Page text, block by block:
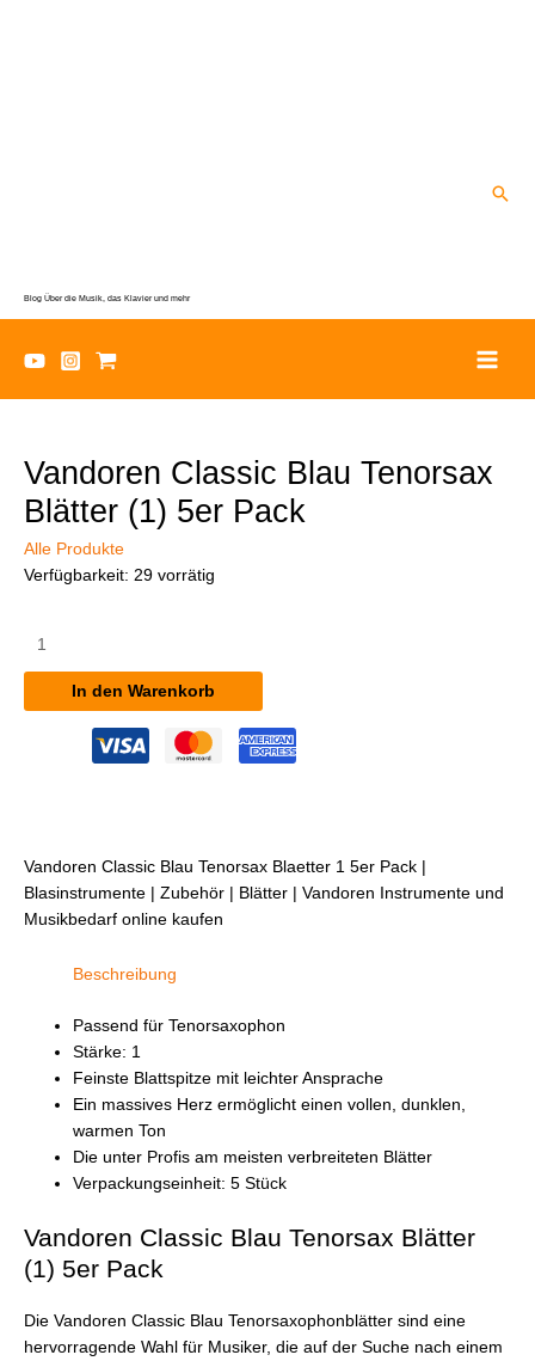
Blog Über die Musik, das Klavier und mehr
Vandoren Classic Blau Tenorsax
Blätter (1) 5er Pack
Alle Produkte
Verfügbarkeit: 29 vorrätig
Classic
Tenorsax
In den Warenkorb
Vandoren Classic Blau Tenorsax Blaetter 1 5er Pack |
Blasinstrumente | Zubehör | Blätter | Vandoren Instrumente und
Musikbedarf online kaufen
Beschreibung
Passend für Tenorsaxophon
Stärke: 1
Feinste Blattspitze mit leichter Ansprache
Ein massives Herz ermöglicht einen vollen, dunklen,
warmen Ton
Die unter Profis am meisten verbreiteten Blätter
Verpackungseinheit: 5 Stück
Vandoren Classic Blau Tenorsax Blätter
(1) 5er Pack
Die Vandoren Classic Blau Tenorsaxophonblätter sind eine
hervorragende Wahl für Musiker, die auf der Suche nach einem